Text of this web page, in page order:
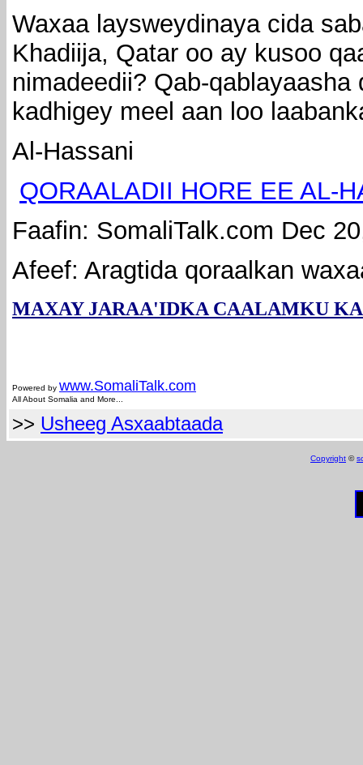
Waxaa laysweydinaya cida
Khadiija, Qatar oo ay kusoo
nimadeedii? Qab-
kadhigey meel aan loo
Al-Hassani
QORAALADII HORE EE AL-
Faafin: SomaliTalk.com Dec
Afeef: Aragtida qoraalkan
MAXAY JARAA'IDKA CAALAMKU
Powered by www.SomaliTalk.com
All About Somalia and More...
>> Usheeg Asxaabtaada
Copyright ©